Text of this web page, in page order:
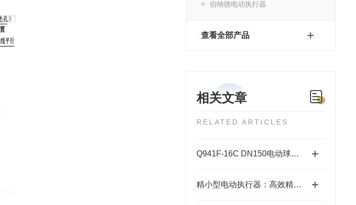
伯纳德电动执行器
查看全部产品
相关文章
RELATED ARTICLES
Q941F-16C DN150电动球阀安装指南
精小型电动执行器：高效精准的自动化控制解决方案